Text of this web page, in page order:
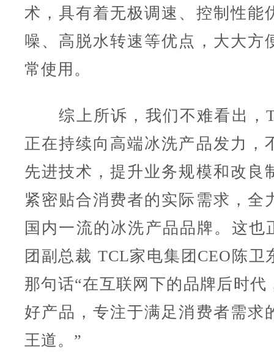
术，具有着无极调速、控制性能
噪、高脱水转速等优点，大大方
常使用。
综上所诉，我们不难看出，
正在持续向高端冰洗产品发力，
先进技术，提升业务规模和改良
紧密贴合消费者的实际需求，全
国内一流的冰洗产品品牌。这也
团副总裁 TCL家电集团CEO陈卫
那句话“在互联网下的品牌后时代
好产品，专注于满足消费者需求
王道。”